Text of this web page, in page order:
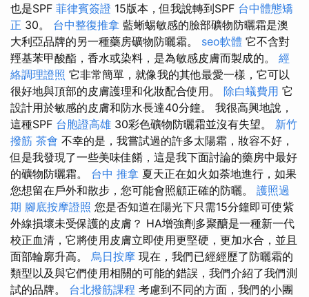
也是SPF 菲律賓簽證 15版本，但我說轉到SPF 台中體態矯
正 30。 台中整復推拿 藍蜥蜴敏感的臉部礦物防曬霜是澳
大利亞品牌的另一種藥房礦物防曬霜。 seo軟體 它不含對
羥基苯甲酸酯，香水或染料，是為敏感皮膚而製成的。 經
絡調理證照 它非常簡單，就像我的其他最愛一樣，它可以
很好地與頂部的皮膚護理和化妝配合使用。 除白蟻費用 它
設計用於敏感的皮膚和防水長達40分鐘。 我很高興地說，
這種SPF 台胞證高雄 30彩色礦物防曬霜並沒有失望。 新竹
撥筋 茶會 不幸的是，我嘗試過的許多太陽霜，妝容不好，
但是我發現了一些美味佳餚，這是我下面討論的藥房中最好
的礦物防曬霜。 台中 推拿 夏天正在如火如荼地進行，如果
您想留在戶外和散步，您可能會照顧正確的防曬。 護照過
期 腳底按摩證照 您是否知道在陽光下只需15分鐘即可使紫
外線損壞未受保護的皮膚？ HA增強劑多聚醣是一種新一代
校正血清，它將使用皮膚立即使用更堅硬，更加水合，並且
面部輪廓升高。 烏日按摩 現在，我們已經經歷了防曬霜的
類型以及與它們使用相關的可能的錯誤，我們介紹了我們測
試的品牌。 台北撥筋課程 考慮到不同的方面，我們的小團